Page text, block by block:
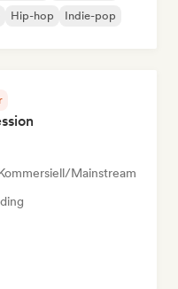
Hip-hop Indie-pop
Mainstream